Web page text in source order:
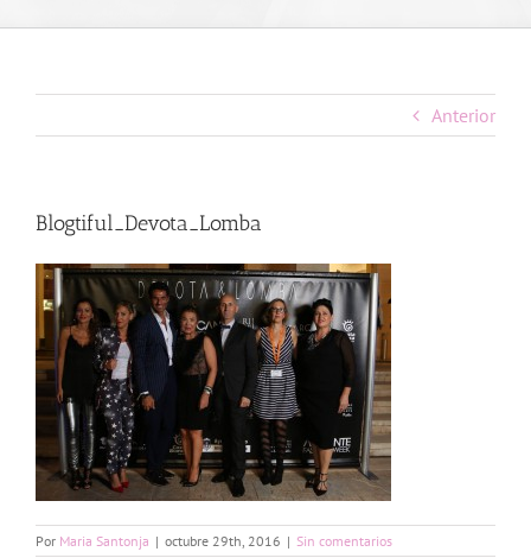
Anterior
Blogtiful_Devota_Lomba
Por Maria Santonja | octubre 29th, 2016 | Sin comentarios